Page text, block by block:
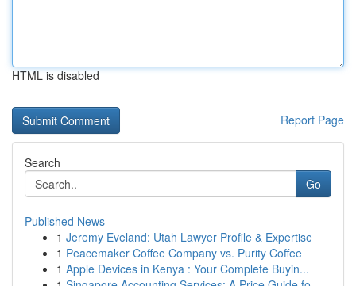
HTML is disabled
Report Page
Search
Go
Published News
1 Jeremy Eveland: Utah Lawyer Profile & Expertise
1 Peacemaker Coffee Company vs. Purity Coffee
1 Apple Devices in Kenya : Your Complete Buyin...